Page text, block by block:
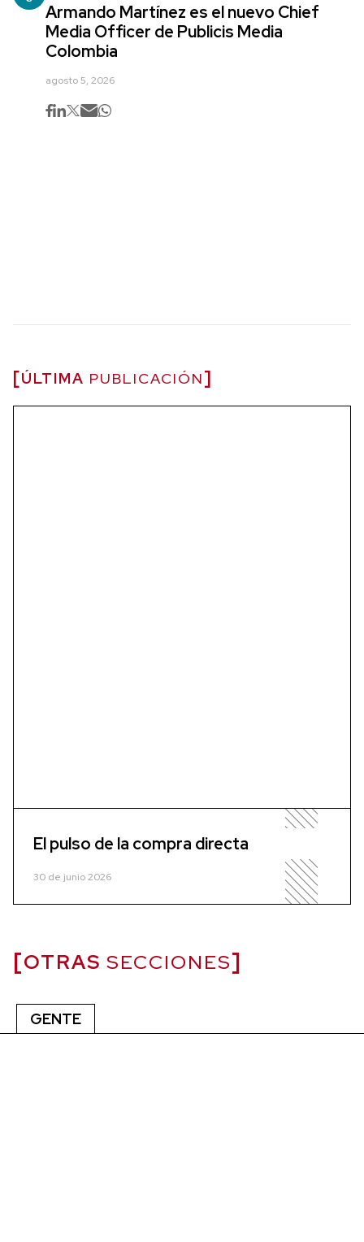
Armando Martínez es el nuevo Chief
Media Officer de Publicis Media
Colombia
agosto 5, 2026
ÚLTIMA PUBLICACIÓN
El pulso de la compra directa
30 de junio 2026
OTRAS SECCIONES
GENTE